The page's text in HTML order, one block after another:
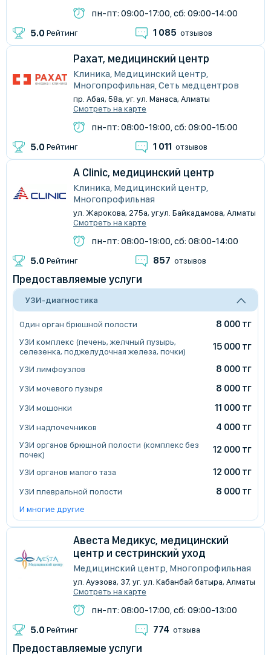
пн-пт: 09:00-17:00, сб: 09:00-14:00
5.0 Рейтинг 1 085 отзывов
Рахат, медицинский центр
Клиника, Медицинский центр,
Многопрофильная, Сеть медцентров
пр. Абая, 58а, уг. ул. Манаса, Алматы
Смотреть на карте
пн-пт: 08:00-19:00, сб: 09:00-15:00
5.0 Рейтинг 1 011 отзывов
A Clinic, медицинский центр
Клиника, Медицинский центр,
Многопрофильная
ул. Жарокова, 275а, уг.ул. Байкадамова, Алматы
Смотреть на карте
пн-пт: 08:00-19:00, сб: 08:00-14:00
5.0 Рейтинг 857 отзывов
Предоставляемые услуги
УЗИ-диагностика
Один орган брюшной полости 8 000 тг
УЗИ комплекс (печень, желчный пузырь,
селезенка, поджелудочная железа, почки)
15 000 тг
УЗИ лимфоузлов 8 000 тг
УЗИ мочевого пузыря 8 000 тг
УЗИ мошонки 11 000 тг
УЗИ надпочечников 4 000 тг
УЗИ органов брюшной полости (комплекс без
почек)
12 000 тг
УЗИ органов малого таза 12 000 тг
УЗИ плевральной полости 8 000 тг
И многие другие
Авеста Медикус, медицинский
центр и сестринский уход
Медицинский центр, Многопрофильная
ул. Ауэзова, 37, уг. ул. Кабанбай батыра, Алматы
Смотреть на карте
пн-пт: 08:00-17:00, сб: 09:00-13:00
5.0 Рейтинг 774 отзыва
Предоставляемые услуги